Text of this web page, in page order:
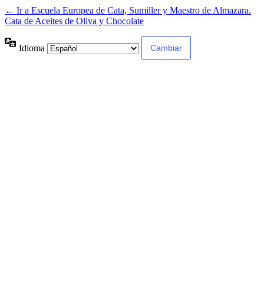
← Ir a Escuela Europea de Cata, Sumiller y Maestro de Almazara.
Cata de Aceites de Oliva y Chocolate
Idioma